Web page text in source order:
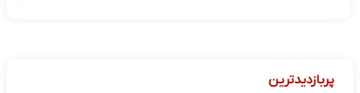
پربازدیدترین